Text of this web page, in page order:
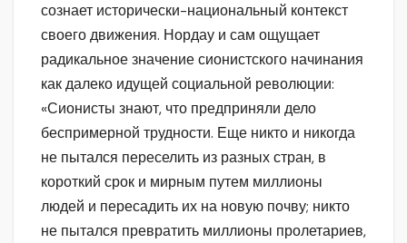
сознает исторически-национальный контекст
своего движения. Нордау и сам ощущает
радикальное значение сионистского начинания
как далеко идущей социальной революции:
«Сионисты знают, что предприняли дело
беспримерной трудности. Еще никто и никогда
не пытался переселить из разных стран, в
короткий срок и мирным путем миллионы
людей и пересадить их на новую почву; никто
не пытался превратить миллионы пролетариев,